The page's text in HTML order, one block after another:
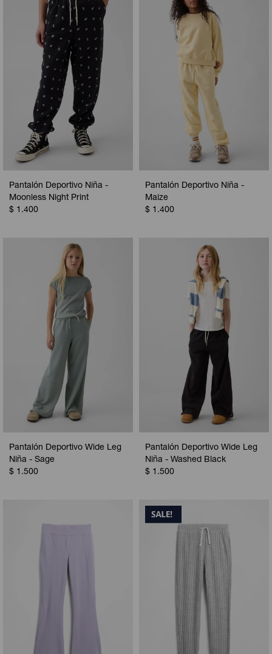
Pantalón Deportivo Niña -
Moonless Night Print
$ 1.400
Pantalón Deportivo Niña -
Maize
$ 1.400
Pantalón Deportivo Wide Leg
Niña - Sage
$ 1.500
Pantalón Deportivo Wide Leg
Niña - Washed Black
$ 1.500
Camperas
Musculosas
Shorts
Vestidos y polleras
Pijamas
Camperas
Chalecos
Shorts
Ropa interior
Polos
Camperas
Chalecos
Ropa interior
Pijamas
Camperas
Pijamas
Sets
Sets